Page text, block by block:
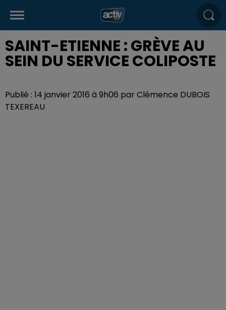
SAINT-ETIENNE : GRÈVE AU
SEIN DU SERVICE COLIPOSTE
Publié : 14 janvier 2016 à 9h06 par Clémence DUBOIS
TEXEREAU